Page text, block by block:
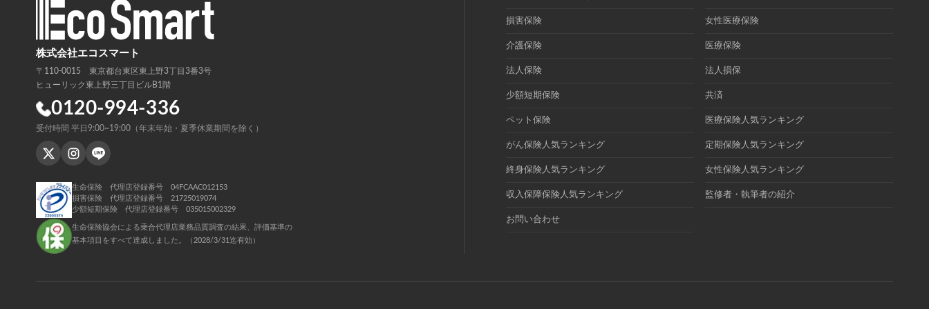
株式会社エコスマート
〒110-0015 東京都台東区東上野3丁目3番3号
ヒューリック東上野三丁目ビルB1階
0120-994-336
受付時間 平日9:00~19:00（年末年始・夏季休業期間を除く）
生命保険 代理店登録番号 04FCAAC012153
損害保険 代理店登録番号 21725019074
少額短期保険 代理店登録番号 035015002329
生命保険協会による乗合代理店業務品質調査の結果、評価基準の
基本項目をすべて達成しました。（2028/3/31迄有効）
損害保険 女性医療保険
介護保険 医療保険
法人保険 法人損保
少額短期保険 共済
ペット保険 医療保険人気ランキング
がん保険人気ランキング 定期保険人気ランキング
終身保険人気ランキング 女性保険人気ランキング
収入保障保険人気ランキング 監修者・執筆者の紹介
お問い合わせ